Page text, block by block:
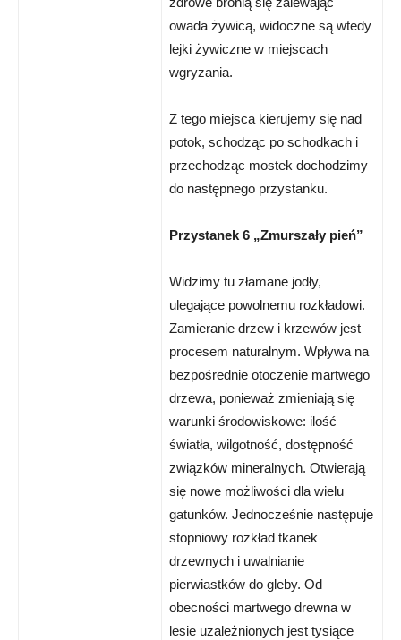
owada żywicą, widoczne są wtedy
lejki żywiczne w miejscach
wgryzania.
Z tego miejsca kierujemy się nad
potok, schodząc po schodkach i
przechodząc mostek dochodzimy
do następnego przystanku.
Przystanek 6 „Zmurszały pień”
Widzimy tu złamane jodły,
ulegające powolnemu rozkładowi.
Zamieranie drzew i krzewów jest
procesem naturalnym. Wpływa na
bezpośrednie otoczenie martwego
drzewa, ponieważ zmieniają się
warunki środowiskowe: ilość
światła, wilgotność, dostępność
związków mineralnych. Otwierają
się nowe możliwości dla wielu
gatunków. Jednocześnie następuje
stopniowy rozkład tkanek
drzewnych i uwalnianie
pierwiastków do gleby. Od
obecności martwego drewna w
lesie uzależnionych jest tysiące